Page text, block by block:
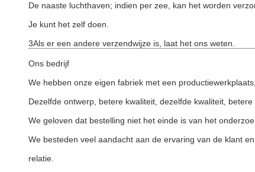
De naaste luchthaven; indien per zee, kan het worden
Je kunt het zelf doen.
3Als er een andere verzendwijze is, laat het ons weten.
Ons bedrijf
We hebben onze eigen fabriek met een
Dezelfde ontwerp, betere kwaliteit, dezelfde kwaliteit,
We geloven dat bestelling niet het einde is van het
We besteden veel aandacht aan de ervaring van de klant
relatie.